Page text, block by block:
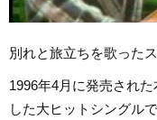
別れと旅立ちを歌った
1996年4月に発売され
した大ヒットシングルで